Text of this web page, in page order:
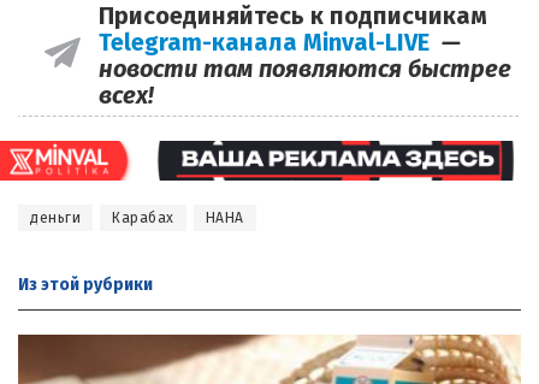
Присоединяйтесь к подписчикам
Telegram-канала Minval-LIVE —
новости там появляются быстрее
всех!
деньги Карабах НАНА
Из этой рубрики